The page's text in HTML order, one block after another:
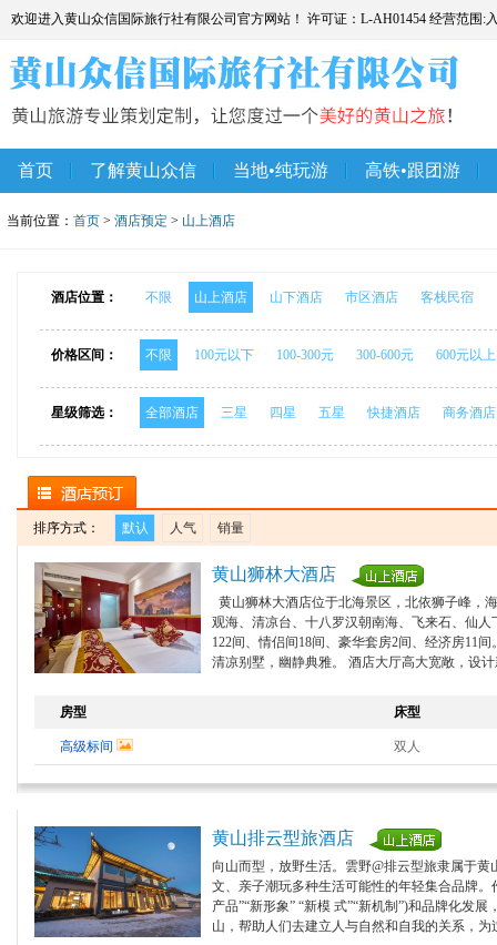
欢迎进入黄山众信国际旅行社有限公司官方网站！ 许可证：L-AH01454 经营范围:
首页 了解黄山众信 当地•纯玩游 高铁•跟团游
当前位置： 首页 > 酒店预定 > 山上酒店
酒店位置： 不限 山上酒店 山下酒店 市区酒店 客栈民宿
价格区间： 不限 100元以下 100-300元 300-600元 600元以上
星级筛选： 全部酒店 三星 四星 五星 快捷酒店 商务酒店
排序方式： 默认 人气 销量
黄山狮林大酒店
黄山狮林大酒店位于北海景区，北依狮子峰，
观海、清凉台、十八罗汉朝南海、飞来石、仙
122间、情侣间18间、豪华套房2间、经济房11
清凉别墅，幽静典雅。 酒店大厅高大宽敞，设
吧、美容、桑拿娱乐、商品部、商务中心等服
黄山毛峰的同时，一览北海佳景，颇有意境和情
房型 床型
高级标间 双人
黄山排云型旅酒店
向山而型，放野生活。雲野@排云型旅隶属于
文、亲子潮玩多种生活可能性的年轻集合品牌
产品”“新形象” “新模 式”“新机制”)和品牌化发
山，帮助人们去建立人与自然和自我的关系，